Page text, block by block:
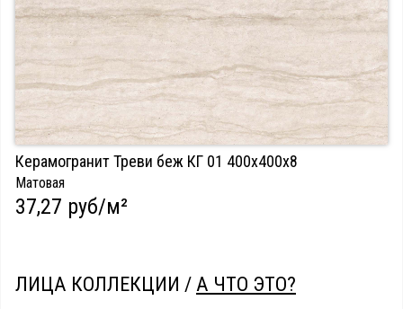
Керамогранит Треви беж КГ 01 400х400х8
Матовая
37,27 руб/м²
ЛИЦА КОЛЛЕКЦИИ /А ЧТО ЭТО?